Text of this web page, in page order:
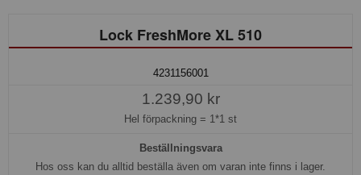
Lock FreshMore XL 510
4231156001
1.239,90 kr
Hel förpackning = 1*1 st
Beställningsvara
Hos oss kan du alltid beställa även om varan inte finns i lager.